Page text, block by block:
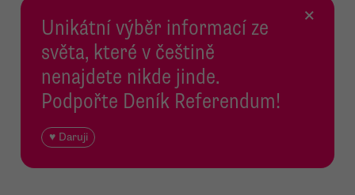
Unikátní výběr informací ze
světa, které v češtině
nenajdete nikde jinde.
Podpořte Deník Referendum!
♥ Daruji
×